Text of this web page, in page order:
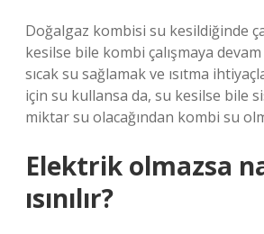
Doğalgaz kombisi su kesildiğinde
kesilse bile kombi çalışmaya
sıcak su sağlamak ve ısıtma
için su kullansa da, su kesilse bile
miktar su olacağından kombi su
Elektrik olmazsa
ısınılır?